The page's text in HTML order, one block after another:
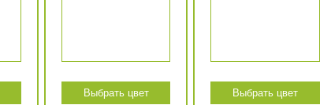
Выбрать цвет Выбрать цвет